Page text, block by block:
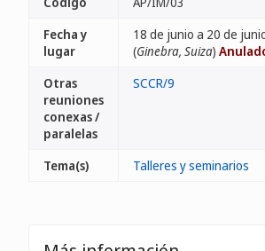
Fecha y
lugar
18 de junio a 20 de
(Ginebra, Suiza)
Otras
reuniones
conexas /
paralelas
SCCR/9
Tema(s) Talleres y seminarios